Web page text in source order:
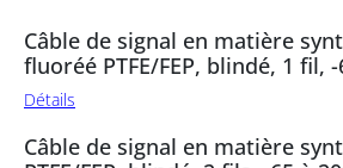
Câble de signal en matière
fluoréé PTFE/FEP, blindé, 1 fil, -
Détails
Câble de signal en matière